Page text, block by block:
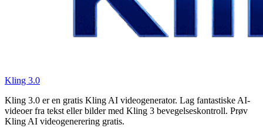
Kling 3.0
Kling 3.0 er en gratis Kling AI videogenerator. Lag fantastiske AI-
videoer fra tekst eller bilder med Kling 3 bevegelseskontroll. Prøv
Kling AI videogenerering gratis.